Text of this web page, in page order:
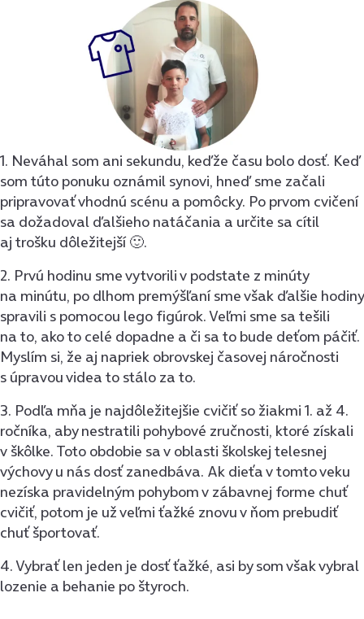
1. Neváhal som ani sekundu, keďže času bolo dosť. Keď
som túto ponuku oznámil synovi, hneď sme začali
pripravovať vhodnú scénu a pomôcky. Po prvom cvičení
sa dožadoval ďalšieho natáčania a určite sa cítil
aj trošku dôležitejší 🙂.
2. Prvú hodinu sme vytvorili v podstate z minúty
na minútu, po dlhom premýšľaní sme však ďalšie hodiny
spravili s pomocou lego figúrok. Veľmi sme sa tešili
na to, ako to celé dopadne a či sa to bude deťom páčiť.
Myslím si, že aj napriek obrovskej časovej náročnosti
s úpravou videa to stálo za to.
3. Podľa mňa je najdôležitejšie cvičiť so žiakmi 1. až 4.
ročníka, aby nestratili pohybové zručnosti, ktoré získali
v škôlke. Toto obdobie sa v oblasti školskej telesnej
výchovy u nás dosť zanedbáva. Ak dieťa v tomto veku
nezíska pravidelným pohybom v zábavnej forme chuť
cvičiť, potom je už veľmi ťažké znovu v ňom prebudiť
chuť športovať.
4. Vybrať len jeden je dosť ťažké, asi by som však vybral
lozenie a behanie po štyroch.